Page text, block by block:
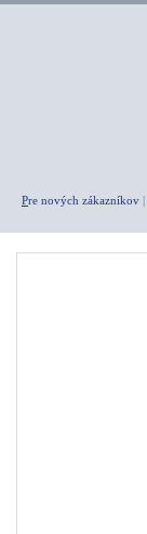
Pre nových zákazníkov |